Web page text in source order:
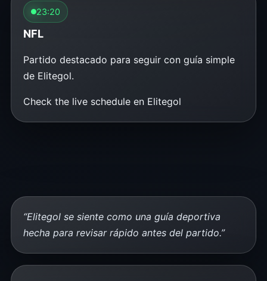
23:20
NFL
Partido destacado para seguir con guía simple
de Elitegol.
Check the live schedule en Elitegol
“Elitegol se siente como una guía deportiva
hecha para revisar rápido antes del partido.”